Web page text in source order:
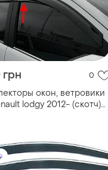
0
окон, ветровики
lodgy 2012- (скотч)